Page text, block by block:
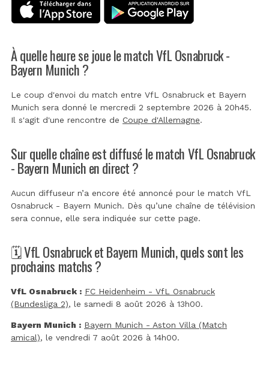
À quelle heure se joue le match VfL Osnabruck -
Bayern Munich ?
Le coup d'envoi du match entre VfL Osnabruck et Bayern
Munich sera donné le mercredi 2 septembre 2026 à 20h45.
Il s'agit d'une rencontre de Coupe d'Allemagne.
Sur quelle chaîne est diffusé le match VfL Osnabruck
- Bayern Munich en direct ?
Aucun diffuseur n’a encore été annoncé pour le match VfL
Osnabruck - Bayern Munich. Dès qu’une chaîne de télévision
sera connue, elle sera indiquée sur cette page.
🗓️ VfL Osnabruck et Bayern Munich, quels sont les
prochains matchs ?
VfL Osnabruck : FC Heidenheim - VfL Osnabruck
(Bundesliga 2), le samedi 8 août 2026 à 13h00.
Bayern Munich : Bayern Munich - Aston Villa (Match
amical), le vendredi 7 août 2026 à 14h00.